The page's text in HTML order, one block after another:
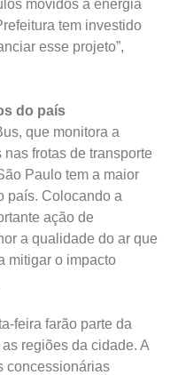
movidos a energia
tem investido
esse projeto”,
do país
que monitora a
frotas de transporte
Paulo tem a maior
país. Colocando a
ação de
a qualidade do ar que
mitigar o impacto
feira farão parte da
regiões da cidade. A
concessionárias